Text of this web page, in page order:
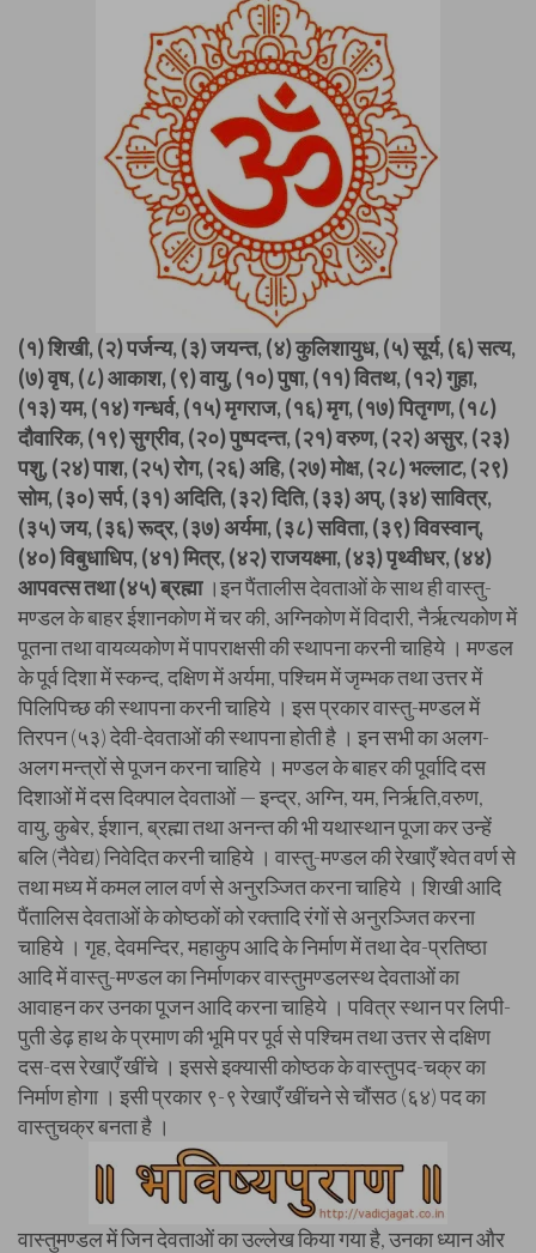
(१) शिखी, (२) पर्जन्य, (३) जयन्त, (४) कुलिशायुध, (५) सूर्य, (६) सत्य,
(७) वृष, (८) आकाश, (९) वायु, (१०) पुषा, (११) वितथ, (१२) गुहा,
(१३) यम, (१४) गन्धर्व, (१५) मृगराज, (१६) मृग, (१७) पितृगण, (१८)
दौवारिक, (१९) सुग्रीव, (२०) पुष्पदन्त, (२१) वरुण, (२२) असुर, (२३)
पशु, (२४) पाश, (२५) रोग, (२६) अहि, (२७) मोक्ष, (२८) भल्लाट, (२९)
सोम, (३०) सर्प, (३१) अदिति, (३२) दिति, (३३) अप्, (३४) सावित्र,
(३५) जय, (३६) रूद्र, (३७) अर्यमा, (३८) सविता, (३९) विवस्वान्,
(४०) विबुधाधिप, (४१) मित्र, (४२) राजयक्ष्मा, (४३) पृथ्वीधर, (४४)
आपवत्स तथा (४५) ब्रह्मा ।इन पैंतालीस देवताओं के साथ ही वास्तु-
मण्डल के बाहर ईशानकोण में चर की, अग्निकोण में विदारी, नैर्ऋत्यकोण में
पूतना तथा वायव्यकोण में पापराक्षसी की स्थापना करनी चाहिये । मण्डल
के पूर्व दिशा में स्कन्द, दक्षिण में अर्यमा, पश्चिम में जृम्भक तथा उत्तर में
पिलिपिच्छ की स्थापना करनी चाहिये । इस प्रकार वास्तु-मण्डल में
तिरपन (५३) देवी-देवताओं की स्थापना होती है । इन सभी का अलग-
अलग मन्त्रों से पूजन करना चाहिये । मण्डल के बाहर की पूर्वादि दस
दिशाओं में दस दिक्पाल देवताओं — इन्द्र, अग्नि, यम, निर्ऋति,वरुण,
वायु, कुबेर, ईशान, ब्रह्मा तथा अनन्त की भी यथास्थान पूजा कर उन्हें
बलि (नैवेद्य) निवेदित करनी चाहिये । वास्तु-मण्डल की रेखाएँ श्वेत वर्ण से
तथा मध्य में कमल लाल वर्ण से अनुरञ्जित करना चाहिये । शिखी आदि
पैंतालिस देवताओं के कोष्ठकों को रक्तादि रंगों से अनुरञ्जित करना
चाहिये । गृह, देवमन्दिर, महाकुप आदि के निर्माण में तथा देव-प्रतिष्ठा
आदि में वास्तु-मण्डल का निर्माणकर वास्तुमण्डलस्थ देवताओं का
आवाहन कर उनका पूजन आदि करना चाहिये । पवित्र स्थान पर लिपी-
पुती डेढ़ हाथ के प्रमाण की भूमि पर पूर्व से पश्चिम तथा उत्तर से दक्षिण
दस-दस रेखाएँ खींचे । इससे इक्यासी कोष्ठक के वास्तुपद-चक्र का
निर्माण होगा । इसी प्रकार ९-९ रेखाएँ खींचने से चौंसठ (६४) पद का
वास्तुचक्र बनता है ।
वास्तुमण्डल में जिन देवताओं का उल्लेख किया गया है, उनका ध्यान और